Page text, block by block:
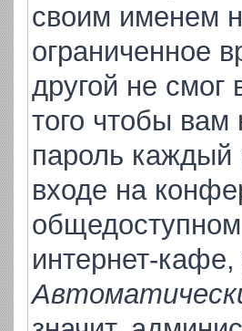
своим именем
ограниченное
другой не смог
того чтобы вам
пароль каждый
входе на
интернет-